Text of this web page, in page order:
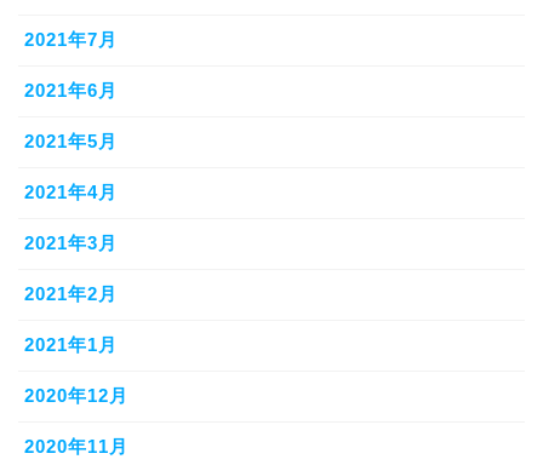
2021年7月
2021年6月
2021年5月
2021年4月
2021年3月
2021年2月
2021年1月
2020年12月
2020年11月